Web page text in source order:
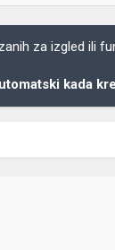
za izgled ili
kada